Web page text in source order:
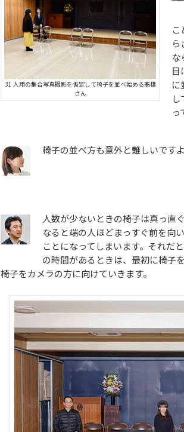
31 人用の集合写真撮影を仮定して椅子を並べ始める髙橋
さん
こ
な
に
っ
椅子の並べ方も意外と難しいです
人数が少ないときの椅子は真っ直
なると端の人ほどまっすぐ前を向
ことになってしまいます。それだ
の時間があるときは、最初に椅子
椅子をカメラの方に向けていきます。